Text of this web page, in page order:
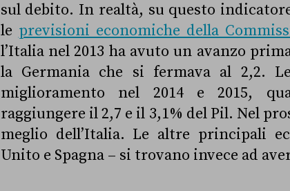
sul debito. In realtà, su questo
le previsioni economiche della
l’Italia nel 2013 ha avuto un avanzo
la Germania che si fermava al 2,2.
miglioramento nel 2014 e 2015,
raggiungere il 2,7 e il 3,1% del Pil. Nel
meglio dell’Italia. Le altre principali
Unito e Spagna – si trovano invece ad